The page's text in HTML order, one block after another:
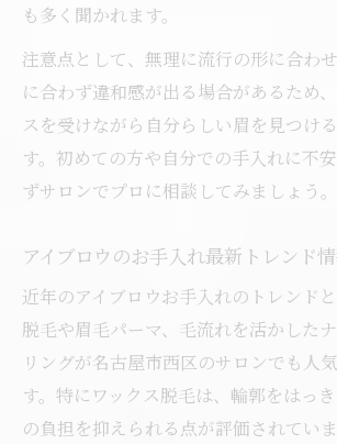
名古屋市西区の最新アイブロ
向
まつげパーマと併用した目元ケア
アイブロウとまつげパーマの
目元トータルケアで叶える美
アイブロウ施術とまつげケア
名古屋市西区で人気の目元ケ
まつげパーマ併用のアイブロ
リット
も多く聞かれます。
注意点として、無理に流行の形に合わ
に合わず違和感が出る場合があるため
スを受けながら自分らしい眉を見つけ
す。初めての方や自分での手入れに不
ずサロンでプロに相談してみましょう。
アイブロウのお手入れ最新トレンド
近年のアイブロウお手入れのトレンド
脱毛や眉毛パーマ、毛流れを活かした
リングが名古屋市西区のサロンでも人
す。特にワックス脱毛は、輪郭をはっ
の負担を抑えられる点が評価されていま